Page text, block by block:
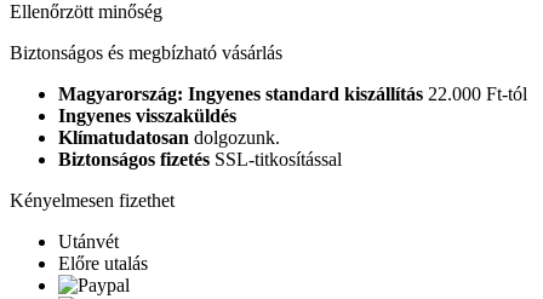
Ellenőrzött minőség
Biztonságos és megbízható vásárlás
Magyarország: Ingyenes standard kiszállítás 22.000 Ft-tól
Ingyenes visszaküldés
Klímatudatosan dolgozunk.
Biztonságos fizetés SSL-titkosítással
Kényelmesen fizethet
Utánvét
Előre utalás